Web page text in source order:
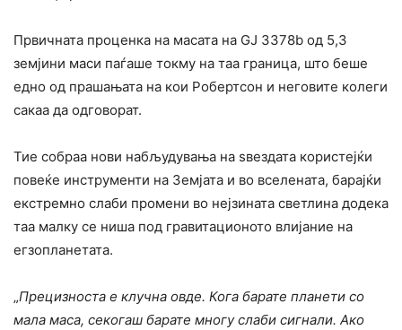
Првичната проценка на масата на GJ 3378b од 5,3
земјини маси паѓаше токму на таа граница, што беше
едно од прашањата на кои Робертсон и неговите колеги
сакаа да одговорат.
Тие собраа нови набљудувања на ѕвездата користејќи
повеќе инструменти на Земјата и во вселената, барајќи
екстремно слаби промени во нејзината светлина додека
таа малку се ниша под гравитационото влијание на
егзопланетата.
„Прецизноста е клучна овде. Кога барате планети со
мала маса, секогаш барате многу слаби сигнали. Ако